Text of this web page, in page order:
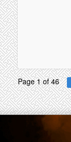
Page 1 of 46